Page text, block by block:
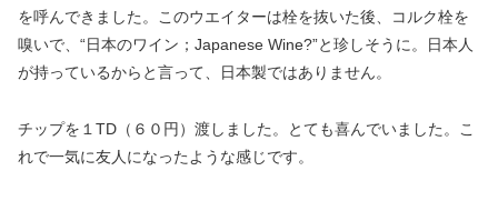
を呼んできました。このウエイターは栓を抜いた後、コルク栓を
嗅いで、“日本のワイン；Japanese Wine?”と珍しそうに。日本人
が持っているからと言って、日本製ではありません。
チップを１TD（６０円）渡しました。とても喜んでいました。こ
れで一気に友人になったような感じです。